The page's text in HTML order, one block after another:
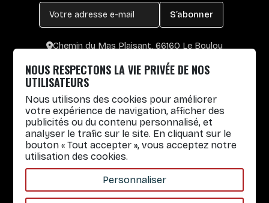
S’abonner
Chemin du Mas Plaisant, 66160 Le Boulou
Lun. au Vend. : 8h30-12h30 / 14h-17h
Gobelets réutilisables
Infos pratiques
Liens rapides
Nos Services
À propos
NOUS RESPECTONS LA VIE PRIVÉE DE NOS
UTILISATEURS
Nous utilisons des cookies pour améliorer
votre expérience de navigation, afficher des
publicités ou du contenu personnalisé, et
analyser le trafic sur le site. En cliquant sur le
bouton « Tout accepter », vous acceptez notre
utilisation des cookies.
Personnaliser